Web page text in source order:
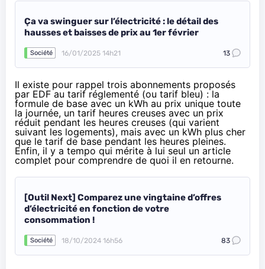
Ça va swinguer sur l’électricité : le détail des
hausses et baisses de prix au 1er février
Société 16/01/2025 14h21 13
Il existe pour rappel trois abonnements proposés
par EDF au tarif réglementé (ou tarif bleu) : la
formule de base avec un kWh au prix unique toute
la journée, un tarif heures creuses avec un prix
réduit pendant les heures creuses (qui varient
suivant les logements), mais avec un kWh plus cher
que le tarif de base pendant les heures pleines.
Enfin, il y a tempo qui mérite à lui seul un article
complet pour comprendre de quoi il en retourne.
[Outil Next] Comparez une vingtaine d’offres
d’électricité en fonction de votre
consommation !
Société 18/10/2024 16h56 83